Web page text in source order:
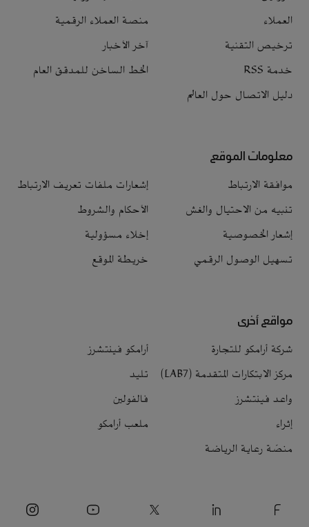
العملاء
منصة العملاء الرقمية
ترخيص التقنية
آخر الأخبار
خدمة RSS
الخط الساخن للمدقق العام
دليل الاتصال حول العالم
معلومات الموقع
موافقة الارتباط
إشعارات ملفات تعريف الارتباط
تنبيه من الاحتيال والغش
الأحكام والشروط
إشعار الخصوصية
إخلاء مسؤولية
تسهيل الوصول الرقمي
خريطة الموقع
مواقع أخرى
شركة أرامكو للتجارة
أرامكو فينتشرز
مركز الابتكارات المتقدمة (LAB7)
تليد
واعد فينتشرز
فالفولين
إثراء
ملعب أرامكو
منصّة رعاية الرياضة